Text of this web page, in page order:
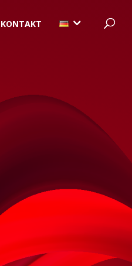
KONTAKT 3